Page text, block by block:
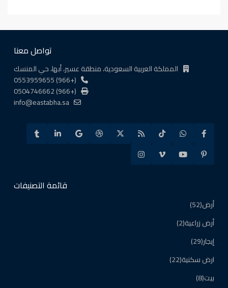
تواصل معنا
المملكة العربية السعودية، منطقة عسير، أبها، حي المنسك
(+966) 0553959655
(+966) 0504746662
info@eastabha.sa
قائمة التصنيفات
أرض(52)
أرض زراعية(2)
إيجار(29)
ارض سكنية(22)
بيت(8)